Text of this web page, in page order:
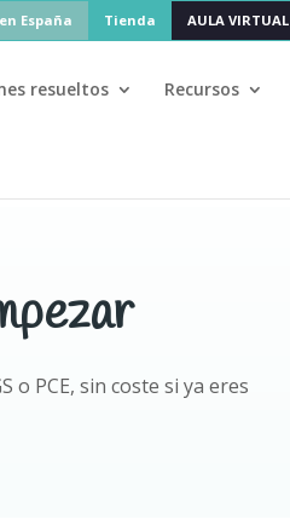
España Tienda AULA VIRTUAL
resueltos Recursos
o PCE, sin coste si ya eres